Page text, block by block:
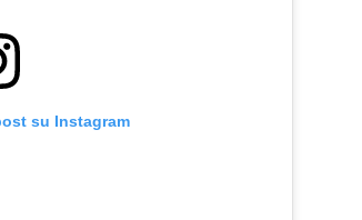
su Instagram